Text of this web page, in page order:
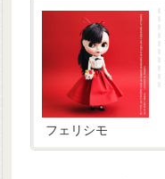
フェリシモ